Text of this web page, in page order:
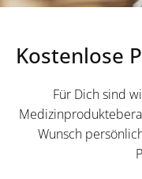
Kostenlose
Für Dich sind
Wunsch